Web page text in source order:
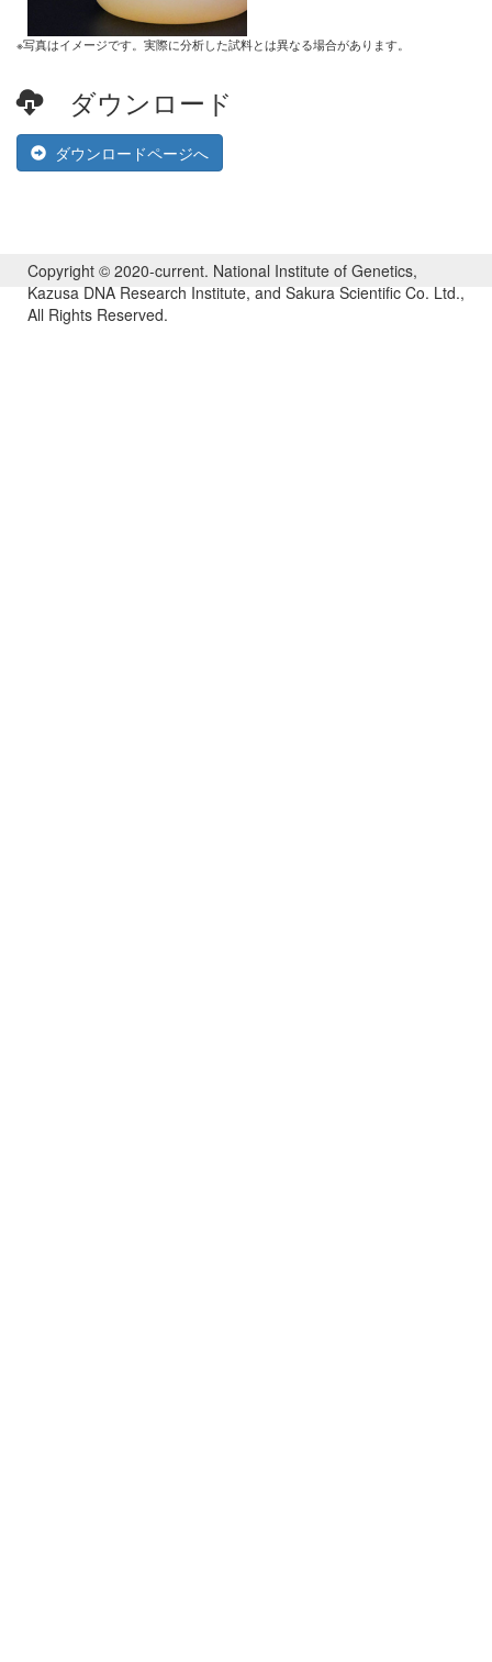
※写真はイメージです。実際に分析した試料とは異なる場合があります。
ダウンロード
ダウンロードページへ
Copyright © 2020-current. National Institute of Genetics,
Kazusa DNA Research Institute, and Sakura Scientific Co. Ltd.,
All Rights Reserved.